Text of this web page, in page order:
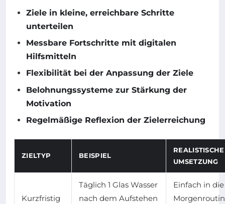
Ziele in kleine, erreichbare Schritte
unterteilen
Messbare Fortschritte mit digitalen
Hilfsmitteln
Flexibilität bei der Anpassung der Ziele
Belohnungssysteme zur Stärkung der
Motivation
Regelmäßige Reflexion der Zielerreichung
ZIELTYP BEISPIEL
REALISTISCHE
UMSETZUNG
Kurzfristig
Täglich 1 Glas Wasser
nach dem Aufstehen
Einfach in die